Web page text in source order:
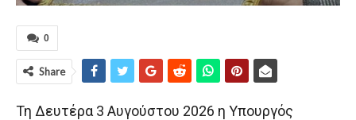
0
Share
Τη Δευτέρα 3 Αυγούστου 2026 η Υπουργός